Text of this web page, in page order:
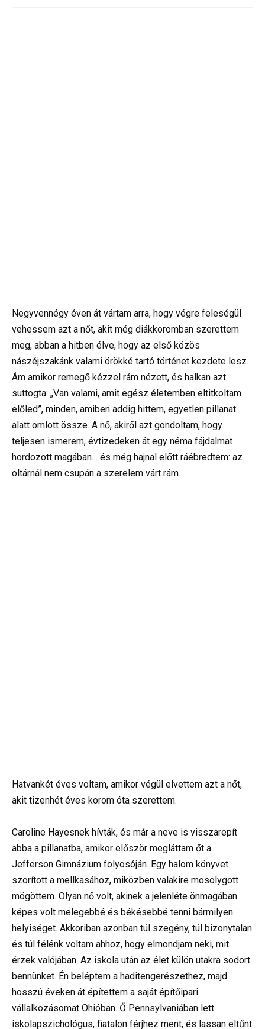
Negyvennégy éven át vártam arra, hogy végre feleségül
vehessem azt a nőt, akit még diákkoromban szerettem
meg, abban a hitben élve, hogy az első közös
nászéjszakánk valami örökké tartó történet kezdete lesz.
Ám amikor remegő kézzel rám nézett, és halkan azt
suttogta: „Van valami, amit egész életemben eltitkoltam
előled”, minden, amiben addig hittem, egyetlen pillanat
alatt omlott össze. A nő, akiről azt gondoltam, hogy
teljesen ismerem, évtizedeken át egy néma fájdalmat
hordozott magában… és még hajnal előtt ráébredtem: az
oltárnál nem csupán a szerelem várt rám.
Hatvankét éves voltam, amikor végül elvettem azt a nőt,
akit tizenhét éves korom óta szerettem.
Caroline Hayesnek hívták, és már a neve is visszarepít
abba a pillanatba, amikor először megláttam őt a
Jefferson Gimnázium folyosóján. Egy halom könyvet
szorított a mellkasához, miközben valakire mosolygott
mögöttem. Olyan nő volt, akinek a jelenléte önmagában
képes volt melegebbé és békésebbé tenni bármilyen
helyiséget. Akkoriban azonban túl szegény, túl bizonytalan
és túl félénk voltam ahhoz, hogy elmondjam neki, mit
érzek valójában. Az iskola után az élet külön utakra sodort
bennünket. Én beléptem a haditengerészethez, majd
hosszú éveken át építettem a saját építőipari
vállalkozásomat Ohióban. Ő Pennsylvaniában lett
iskolapszichológus, fiatalon férjhez ment, és lassan eltűnt